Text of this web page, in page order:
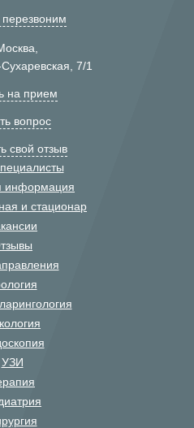
7/1
на прием
вопрос
свой отзыв
информация
и стационар
УЗИ